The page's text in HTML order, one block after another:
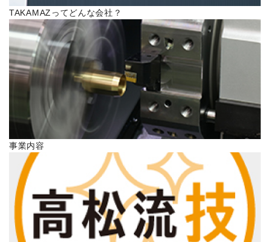
当社のセキュリティへの取り組み
プライバシーポリシー
ENGLISH
TAKAMAZってどんな会社？
事業内容